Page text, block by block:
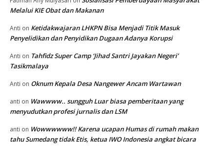
Melalui KIE Obat dan Makanan
Anti on Ketidakwajaran LHKPN Bisa Menjadi Titik Masuk
Penyelidikan dan Penyidikan Dugaan Adanya Korupsi
Anti on Tahfidz Super Camp ‘Jihad Santri Jayakan Negeri’
Tasikmalaya
Anti on Oknum Kepala Desa Nangewer Ancam Wartawan
anti on Wawwww.. sungguh Luar biasa pemberitaan yang
menyudutkan profesi jurnalis dan LSM
anti on Wowwwwww!! Karena ucapan Humas di rumah makan
tahu Sumedang tidak Etis, ketua IWO Indonesia angkat bicara